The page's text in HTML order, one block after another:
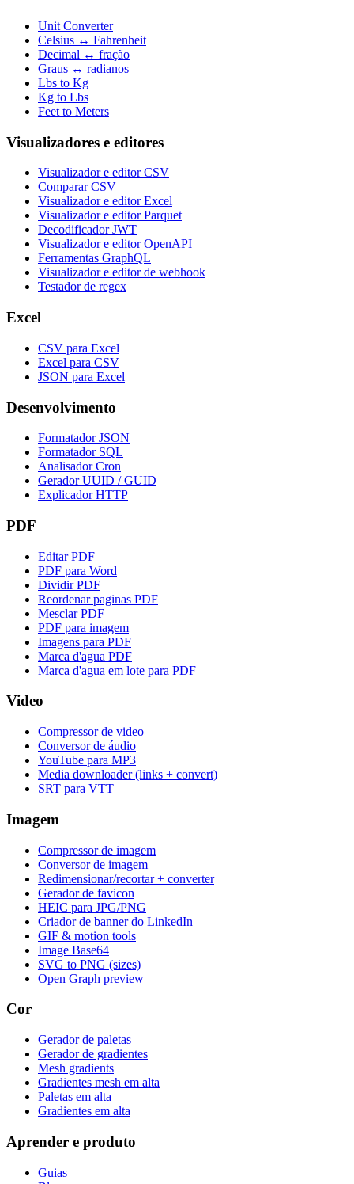
Unit Converter
Celsius ↔ Fahrenheit
Decimal ↔ fração
Graus ↔ radianos
Lbs to Kg
Kg to Lbs
Feet to Meters
Visualizadores e editores
Visualizador e editor CSV
Comparar CSV
Visualizador e editor Excel
Visualizador e editor Parquet
Decodificador JWT
Visualizador e editor OpenAPI
Ferramentas GraphQL
Visualizador e editor de webhook
Testador de regex
Excel
CSV para Excel
Excel para CSV
JSON para Excel
Desenvolvimento
Formatador JSON
Formatador SQL
Analisador Cron
Gerador UUID / GUID
Explicador HTTP
PDF
Editar PDF
PDF para Word
Dividir PDF
Reordenar paginas PDF
Mesclar PDF
PDF para imagem
Imagens para PDF
Marca d'agua PDF
Marca d'agua em lote para PDF
Video
Compressor de video
Conversor de áudio
YouTube para MP3
Media downloader (links + convert)
SRT para VTT
Imagem
Compressor de imagem
Conversor de imagem
Redimensionar/recortar + converter
Gerador de favicon
HEIC para JPG/PNG
Criador de banner do LinkedIn
GIF & motion tools
Image Base64
SVG to PNG (sizes)
Open Graph preview
Cor
Gerador de paletas
Gerador de gradientes
Mesh gradients
Gradientes mesh em alta
Paletas em alta
Gradientes em alta
Aprender e produto
Guias